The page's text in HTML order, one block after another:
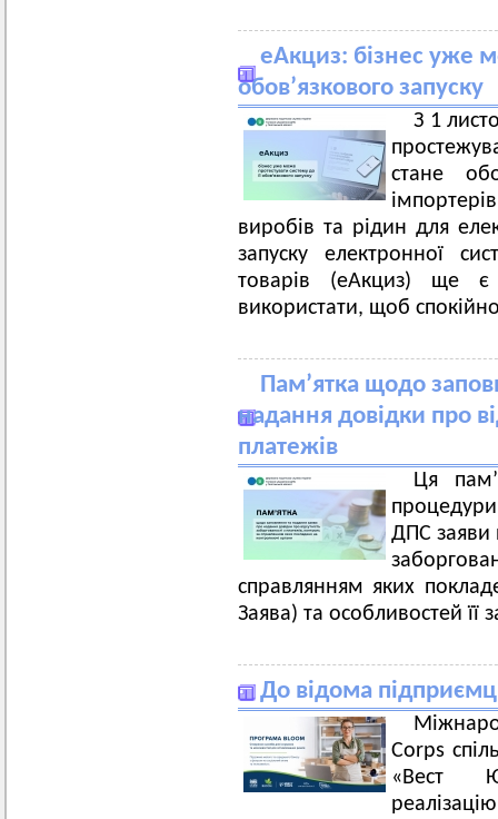
еАкциз: бізнес уже
обов’язкового запуску
З 1
стане
виробів та рідин для
запуску електронної
товарів (еАкциз) ще
використати, щоб
Пам’ятка щодо
надання довідки про
платежів
Ця
ДПС заяви
справлянням яких
Заява) та особливостей її
До відома
Corps
«Вест